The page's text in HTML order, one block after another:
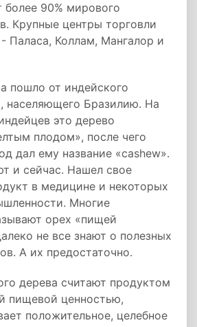
более 90% мирового
Крупные центры торговли
Паласа, Коллам, Мангалор и
пошло от индейского
населяющего Бразилию. На
это дерево
плодом», после чего
дал ему название «cashew».
и сейчас. Нашел свое
в медицине и некоторых
Многие
орех «пищей
не все знают о полезных
А их предостаточно.
дерева считают продуктом
пищевой ценностью,
положительное, целебное